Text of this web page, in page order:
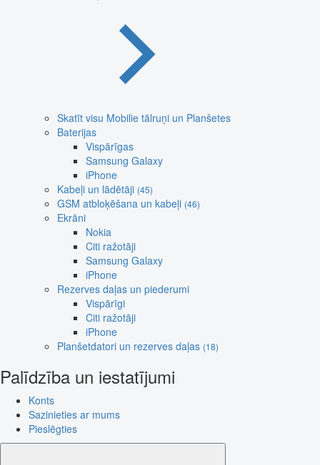
Skatīt visu Mobilie tālruņi un Planšetes
Baterijas
Vispārīgas
Samsung Galaxy
iPhone
Kabeļi un lādētāji (45)
GSM atbloķēšana un kabeļi (46)
Ekrāni
Nokia
Citi ražotāji
Samsung Galaxy
iPhone
Rezerves daļas un piederumi
Vispārīgi
Citi ražotāji
iPhone
Planšetdatori un rezerves daļas (18)
Palīdzība un iestatījumi
Konts
Sazinieties ar mums
Pieslēgties